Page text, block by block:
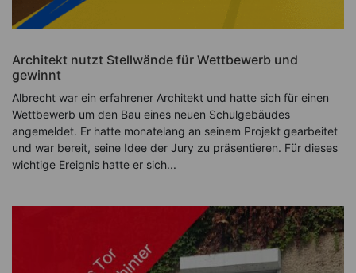
Architekt nutzt Stellwände für Wettbewerb und
gewinnt
Albrecht war ein erfahrener Architekt und hatte sich für einen
Wettbewerb um den Bau eines neuen Schulgebäudes
angemeldet. Er hatte monatelang an seinem Projekt gearbeitet
und war bereit, seine Idee der Jury zu präsentieren. Für dieses
wichtige Ereignis hatte er sich...